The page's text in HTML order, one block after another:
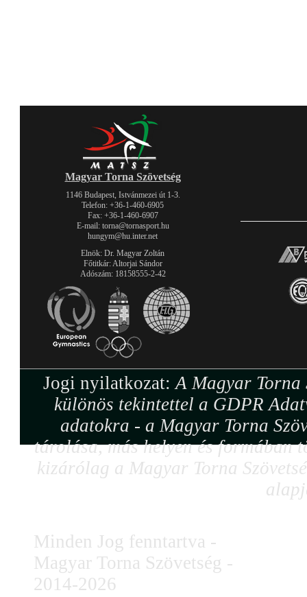
Magyar Torna Szövetség
1146 Budapest, Istvánmezei út 1-3.
Telefon: +36-1-460-6905
Fax: +36-1-460-6907
E-mail: torna@tornasport.hu
hungym@hu.inter.net
Elnök: Dr. Magyar Zoltán
Főtitkár: Altorjai Sándor
Adószám: 18158555-2-42
Jogi nyilatkozat:A Magyar Torna
különös tekintettel a GDPR
adatokra - a Magyar Torna
tárolása, más helyen és formában
kizárólag a Magyar Torna
Minden Jog fenntartva -
Magyar Torna Szövetség -
2014-2026